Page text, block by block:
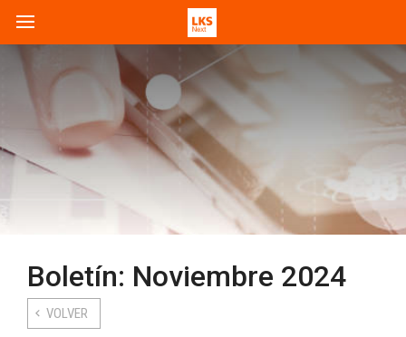
Boletín: Noviembre 2024
VOLVER